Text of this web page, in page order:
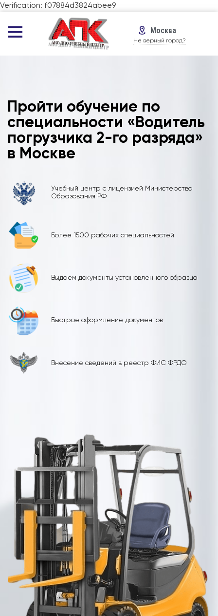
Verification: f07884d3824abee9
Москва
Не верный город?
Пройти обучение по
специальности «Водитель
погрузчика 2-го разряда»
в Москве
Учебный центр с лицензией Министерства
Образования РФ
Более 1500 рабочих специальностей
Выдаем документы установленного образца
Быстрое оформление документов
Внесение сведений в реестр ФИС ФРДО